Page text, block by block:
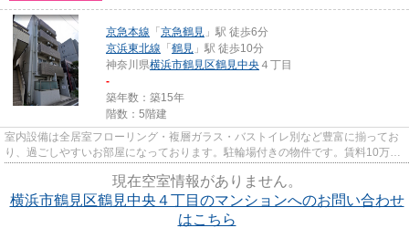
京急本線 「 京急鶴見 」駅 徒歩6分
京浜東北線 「 鶴見 」駅 徒歩10分
神奈川県横浜市鶴見区鶴見中央 ４丁目
-
築年数：築15年
階数：5階建
室内設備は全居室フローリング・複層ガラス・バストイレ別など豊富に揃ってお
り、過ごしやすいお部屋になっております。駐輪場付きの物件です。賃料10万円
現在空室情報がありません。
横浜市鶴見区鶴見中央４丁目のマンションへのお問い合わせ
はこちら